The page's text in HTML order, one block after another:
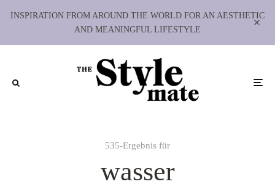
INSPIRATION FROM AROUND THE WORLD FOR AN AESTHETIC
AND MEANINGFUL LIFESTYLE
535-Ergebnis für
wasser